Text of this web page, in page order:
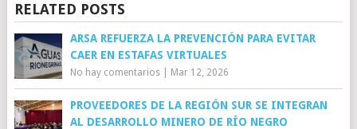
RELATED POSTS
ARSA REFUERZA LA PREVENCIÓN PARA EVITAR
CAER EN ESTAFAS VIRTUALES
No hay comentarios| Mar 12, 2026
PROVEEDORES DE LA REGIÓN SUR SE INTEGRAN
AL DESARROLLO MINERO DE RÍO NEGRO